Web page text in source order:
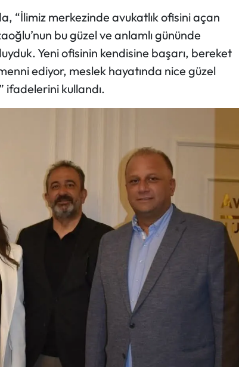
“İlimiz merkezinde avukatlık ofisini açan
bu güzel ve anlamlı gününde
Yeni ofisinin kendisine başarı, bereket
ediyor, meslek hayatında nice güzel
ifadelerini kullandı.